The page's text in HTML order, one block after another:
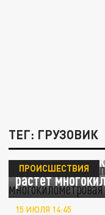
ТЕГ: ГРУЗОВИК
На ЗСД
растет
ПРОИСШЕСТВИЯ
15 ИЮЛЯ 14:45